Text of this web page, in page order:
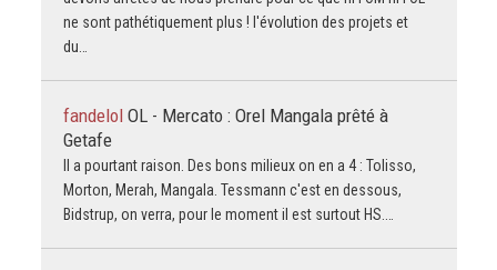
ne sont pathétiquement plus ! l'évolution des projets et
du…
fandelol OL - Mercato : Orel Mangala prêté à
Getafe
Il a pourtant raison. Des bons milieux on en a 4 : Tolisso,
Morton, Merah, Mangala. Tessmann c'est en dessous,
Bidstrup, on verra, pour le moment il est surtout HS.…